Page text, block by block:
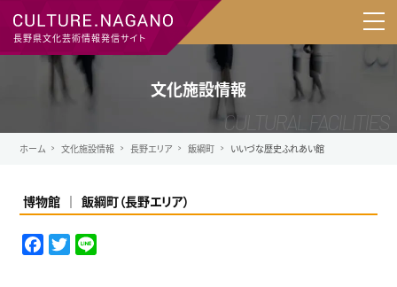
長野県文化芸術情報発信サイト
文化施設情報
ホーム 文化施設情報 長野エリア 飯綱町 いいづな歴史ふれあい館
博物館 飯綱町（長野エリア）
F
T